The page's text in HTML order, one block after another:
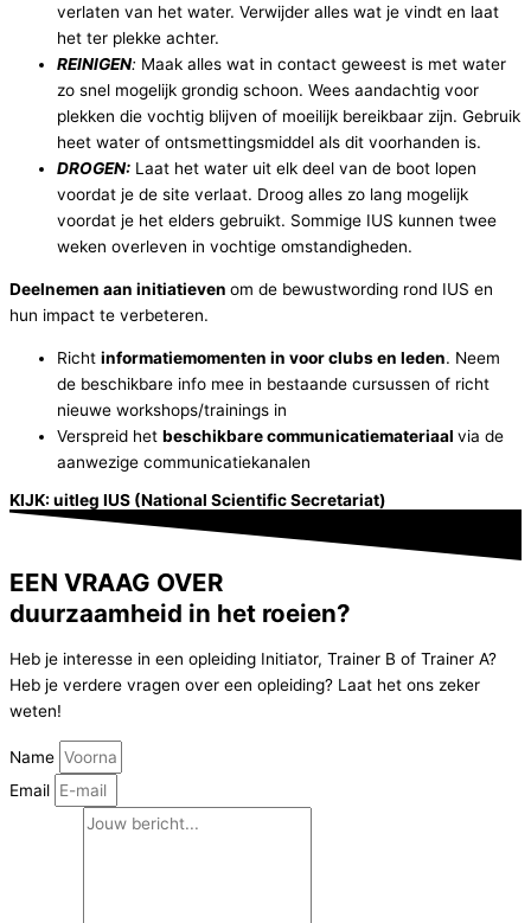
verlaten van het water. Verwijder alles wat je vindt en laat
het ter plekke achter.
REINIGEN: Maak alles wat in contact geweest is met water
zo snel mogelijk grondig schoon. Wees aandachtig voor
plekken die vochtig blijven of moeilijk bereikbaar zijn. Gebruik
heet water of ontsmettingsmiddel als dit voorhanden is.
DROGEN: Laat het water uit elk deel van de boot lopen
voordat je de site verlaat. Droog alles zo lang mogelijk
voordat je het elders gebruikt. Sommige IUS kunnen twee
weken overleven in vochtige omstandigheden.
Deelnemen aan initiatieven om de bewustwording rond IUS en
hun impact te verbeteren.
Richt informatiemomenten in voor clubs en leden. Neem
de beschikbare info mee in bestaande cursussen of richt
nieuwe workshops/trainings in
Verspreid het beschikbare communicatiemateriaal via de
aanwezige communicatiekanalen
KIJK: uitleg IUS (National Scientific Secretariat)
EEN VRAAG OVER
duurzaamheid in het roeien?
Heb je interesse in een opleiding Initiator, Trainer B of Trainer A?
Heb je verdere vragen over een opleiding? Laat het ons zeker
weten!
Name
Email